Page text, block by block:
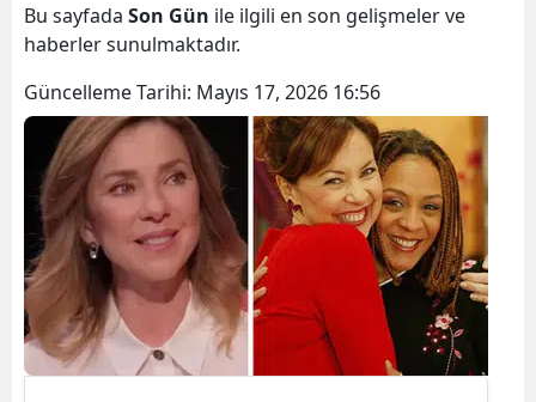
Bu sayfada Son Gün ile ilgili en son gelişmeler ve
haberler sunulmaktadır.
Güncelleme Tarihi: Mayıs 17, 2026 16:56